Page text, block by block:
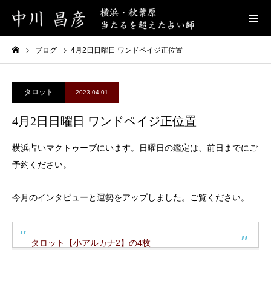
ブログ 4月2日日曜日 ワンドペイジ正位置
タロット 2023.04.01
4月2日日曜日 ワンドペイジ正位置
横浜占いマクトゥーブにいます。日曜日の鑑定は、前日までにご
予約ください。
今月のインタビューと運勢をアップしました。ご覧ください。
タロット【小アルカナ2】の4枚